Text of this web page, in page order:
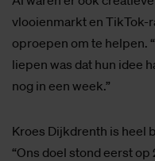
vlooienmarkt en TikTok-
oproepen om te helpen.
liepen was dat hun idee
nog in een week.”
Kroes Dijkdrenth is heel
“Ons doel stond eerst